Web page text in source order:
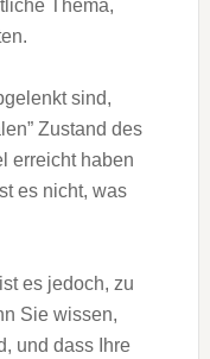
Thema,
sind,
Zustand des
erreicht haben
es nicht, was
es jedoch, zu
Sie wissen,
und dass Ihre